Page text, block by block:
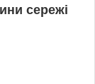
сережі